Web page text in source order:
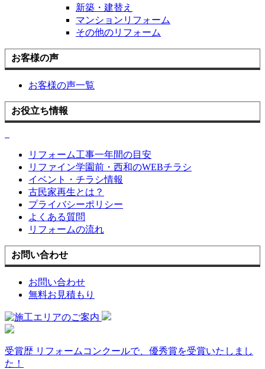
新築・建替え
マンションリフォーム
その他のリフォーム
お客様の声
お客様の声一覧
お役立ち情報
リフォーム工事一年間の目安
リファイン学園前・西和のWEBチラシ
イベント・チラシ情報
古民家再生とは？
プライバシーポリシー
よくある質問
リフォームの流れ
お問い合わせ
お問い合わせ
無料お見積もり
受賞歴 リフォームコンクールで、優秀賞を受賞いたしまし
た！